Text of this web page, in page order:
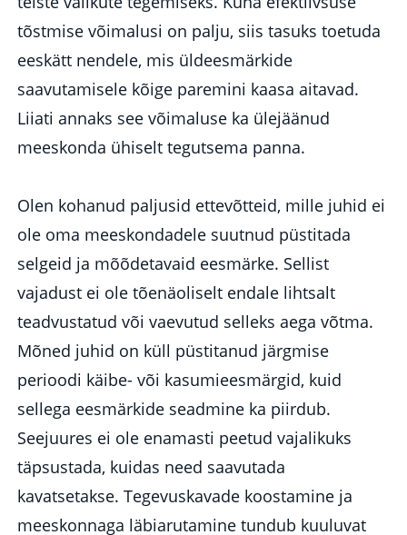
tõstmise võimalusi on palju, siis tasuks toetuda
eeskätt nendele, mis üldeesmärkide
saavutamisele kõige paremini kaasa aitavad.
Liiati annaks see võimaluse ka ülejäänud
meeskonda ühiselt tegutsema panna.
Olen kohanud paljusid ettevõtteid, mille juhid ei
ole oma meeskondadele suutnud püstitada
selgeid ja mõõdetavaid eesmärke. Sellist
vajadust ei ole tõenäoliselt endale lihtsalt
teadvustatud või vaevutud selleks aega võtma.
Mõned juhid on küll püstitanud järgmise
perioodi käibe- või kasumieesmärgid, kuid
sellega eesmärkide seadmine ka piirdub.
Seejuures ei ole enamasti peetud vajalikuks
täpsustada, kuidas need saavutada
kavatsetakse. Tegevuskavade koostamine ja
meeskonnaga läbiarutamine tundub kuuluvat